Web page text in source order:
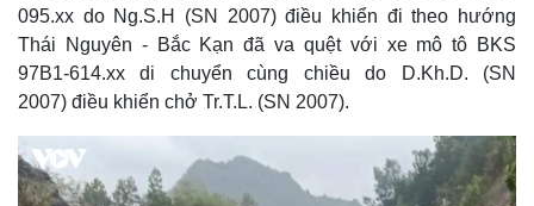
095.xx do Ng.S.H (SN 2007) điều khiển đi theo hướng
Thái Nguyên - Bắc Kạn đã va quệt với xe mô tô BKS
97B1-614.xx di chuyển cùng chiều do D.Kh.D. (SN
2007) điều khiển chở Tr.T.L. (SN 2007).